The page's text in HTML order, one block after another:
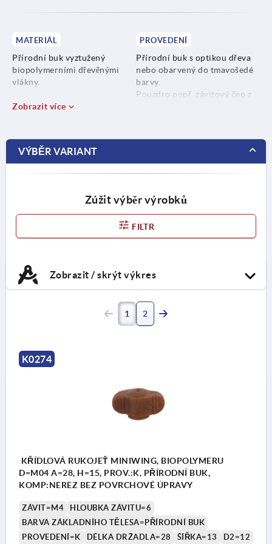
MATERIÁL
Přírodní buk vyztužený
biopolymerními dřevěnými
vlákny.
Biopolymer vyztužený umělými
nerezové oceli 1.4305.
PROVEDENÍ
Přírodní buk s optikou dřeva
nebo obarvený do tmavošedé
barvy.
Pouzdro popř. závitový čep z
Zobrazit více
VÝBĚR VARIANT
Zúžit výběr výrobků
FILTR
Zobrazit / skrýt výkres
1 2
K0274
KŘÍDLOVÁ RUKOJEŤ MINIWING, BIOPOLYMERU
D=M04 A=28, H=15, PROV.:K, PŘÍRODNÍ BUK,
KOMP:NEREZ BEZ POVRCHOVÉ ÚPRAVY
ZÁVIT=M4
HLOUBKA ZÁVITU=6
BARVA ZÁKLADNÍHO TĚLESA=PŘÍRODNÍ BUK
PROVEDENÍ=K
DÉLKA DRŽADLA=28 ŠÍŘKA=13
D2=12